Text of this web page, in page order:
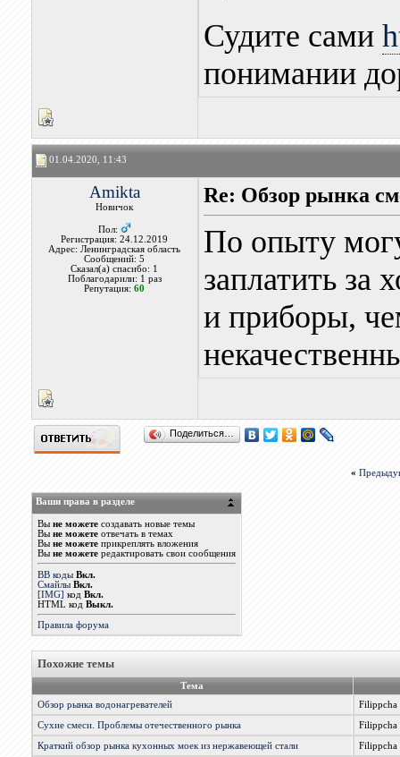
Судите сами
понимании
01.04.2020, 11:43
Amikta
Новичок
Пол:
Регистрация: 24.12.2019
Адрес: Ленинградская область
Сообщений: 5
Сказал(а) спасибо: 1
Поблагодарили: 1 раз
Репутация:60
Re: Обзор рынка
По опыту
заплатить
и приборы,
Поделиться…
«
Ваши права в разделе
Вы не можетесоздавать новые темы
Вы не можетеотвечать в темах
Вы не можетеприкреплять вложения
Вы не можетередактировать свои сообщения
BB коды Вкл.
Смайлы Вкл.
[IMG] код Вкл.
HTML код Выкл.
Правила форума
Похожие темы
Тема
Обзор рынка водонагревателей
Filippcha
Сухие смеси. Проблемы отечественного рынка Filippcha
Краткий обзор рынка кухонных моек из нержавеющей стали Filippcha